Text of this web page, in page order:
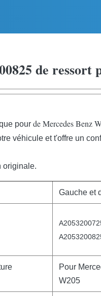
de
pour de Mercedes Benz
véhicule et t'offre un
originale.
Gauche et
Pour
W205